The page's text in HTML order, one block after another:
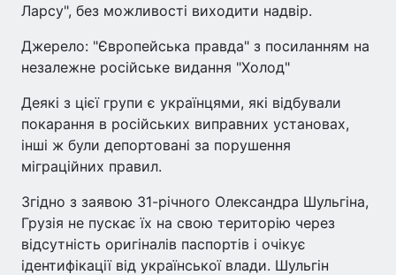
Ларсу", без можливості виходити надвір.
Джерело: "Європейська правда" з посиланням на
незалежне російське видання "Холод"
Деякі з цієї групи є українцями, які відбували
покарання в російських виправних установах,
інші ж були депортовані за порушення
міграційних правил.
Згідно з заявою 31-річного Олександра Шульгіна,
Грузія не пускає їх на свою територію через
відсутність оригіналів паспортів і очікує
ідентифікації від української влади. Шульгін